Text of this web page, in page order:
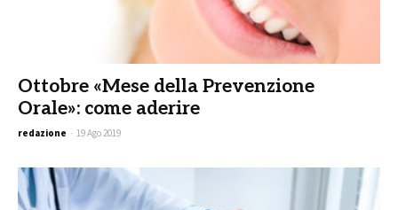
Ottobre «Mese della Prevenzione
Orale»: come aderire
redazione - 19 Ago 2019